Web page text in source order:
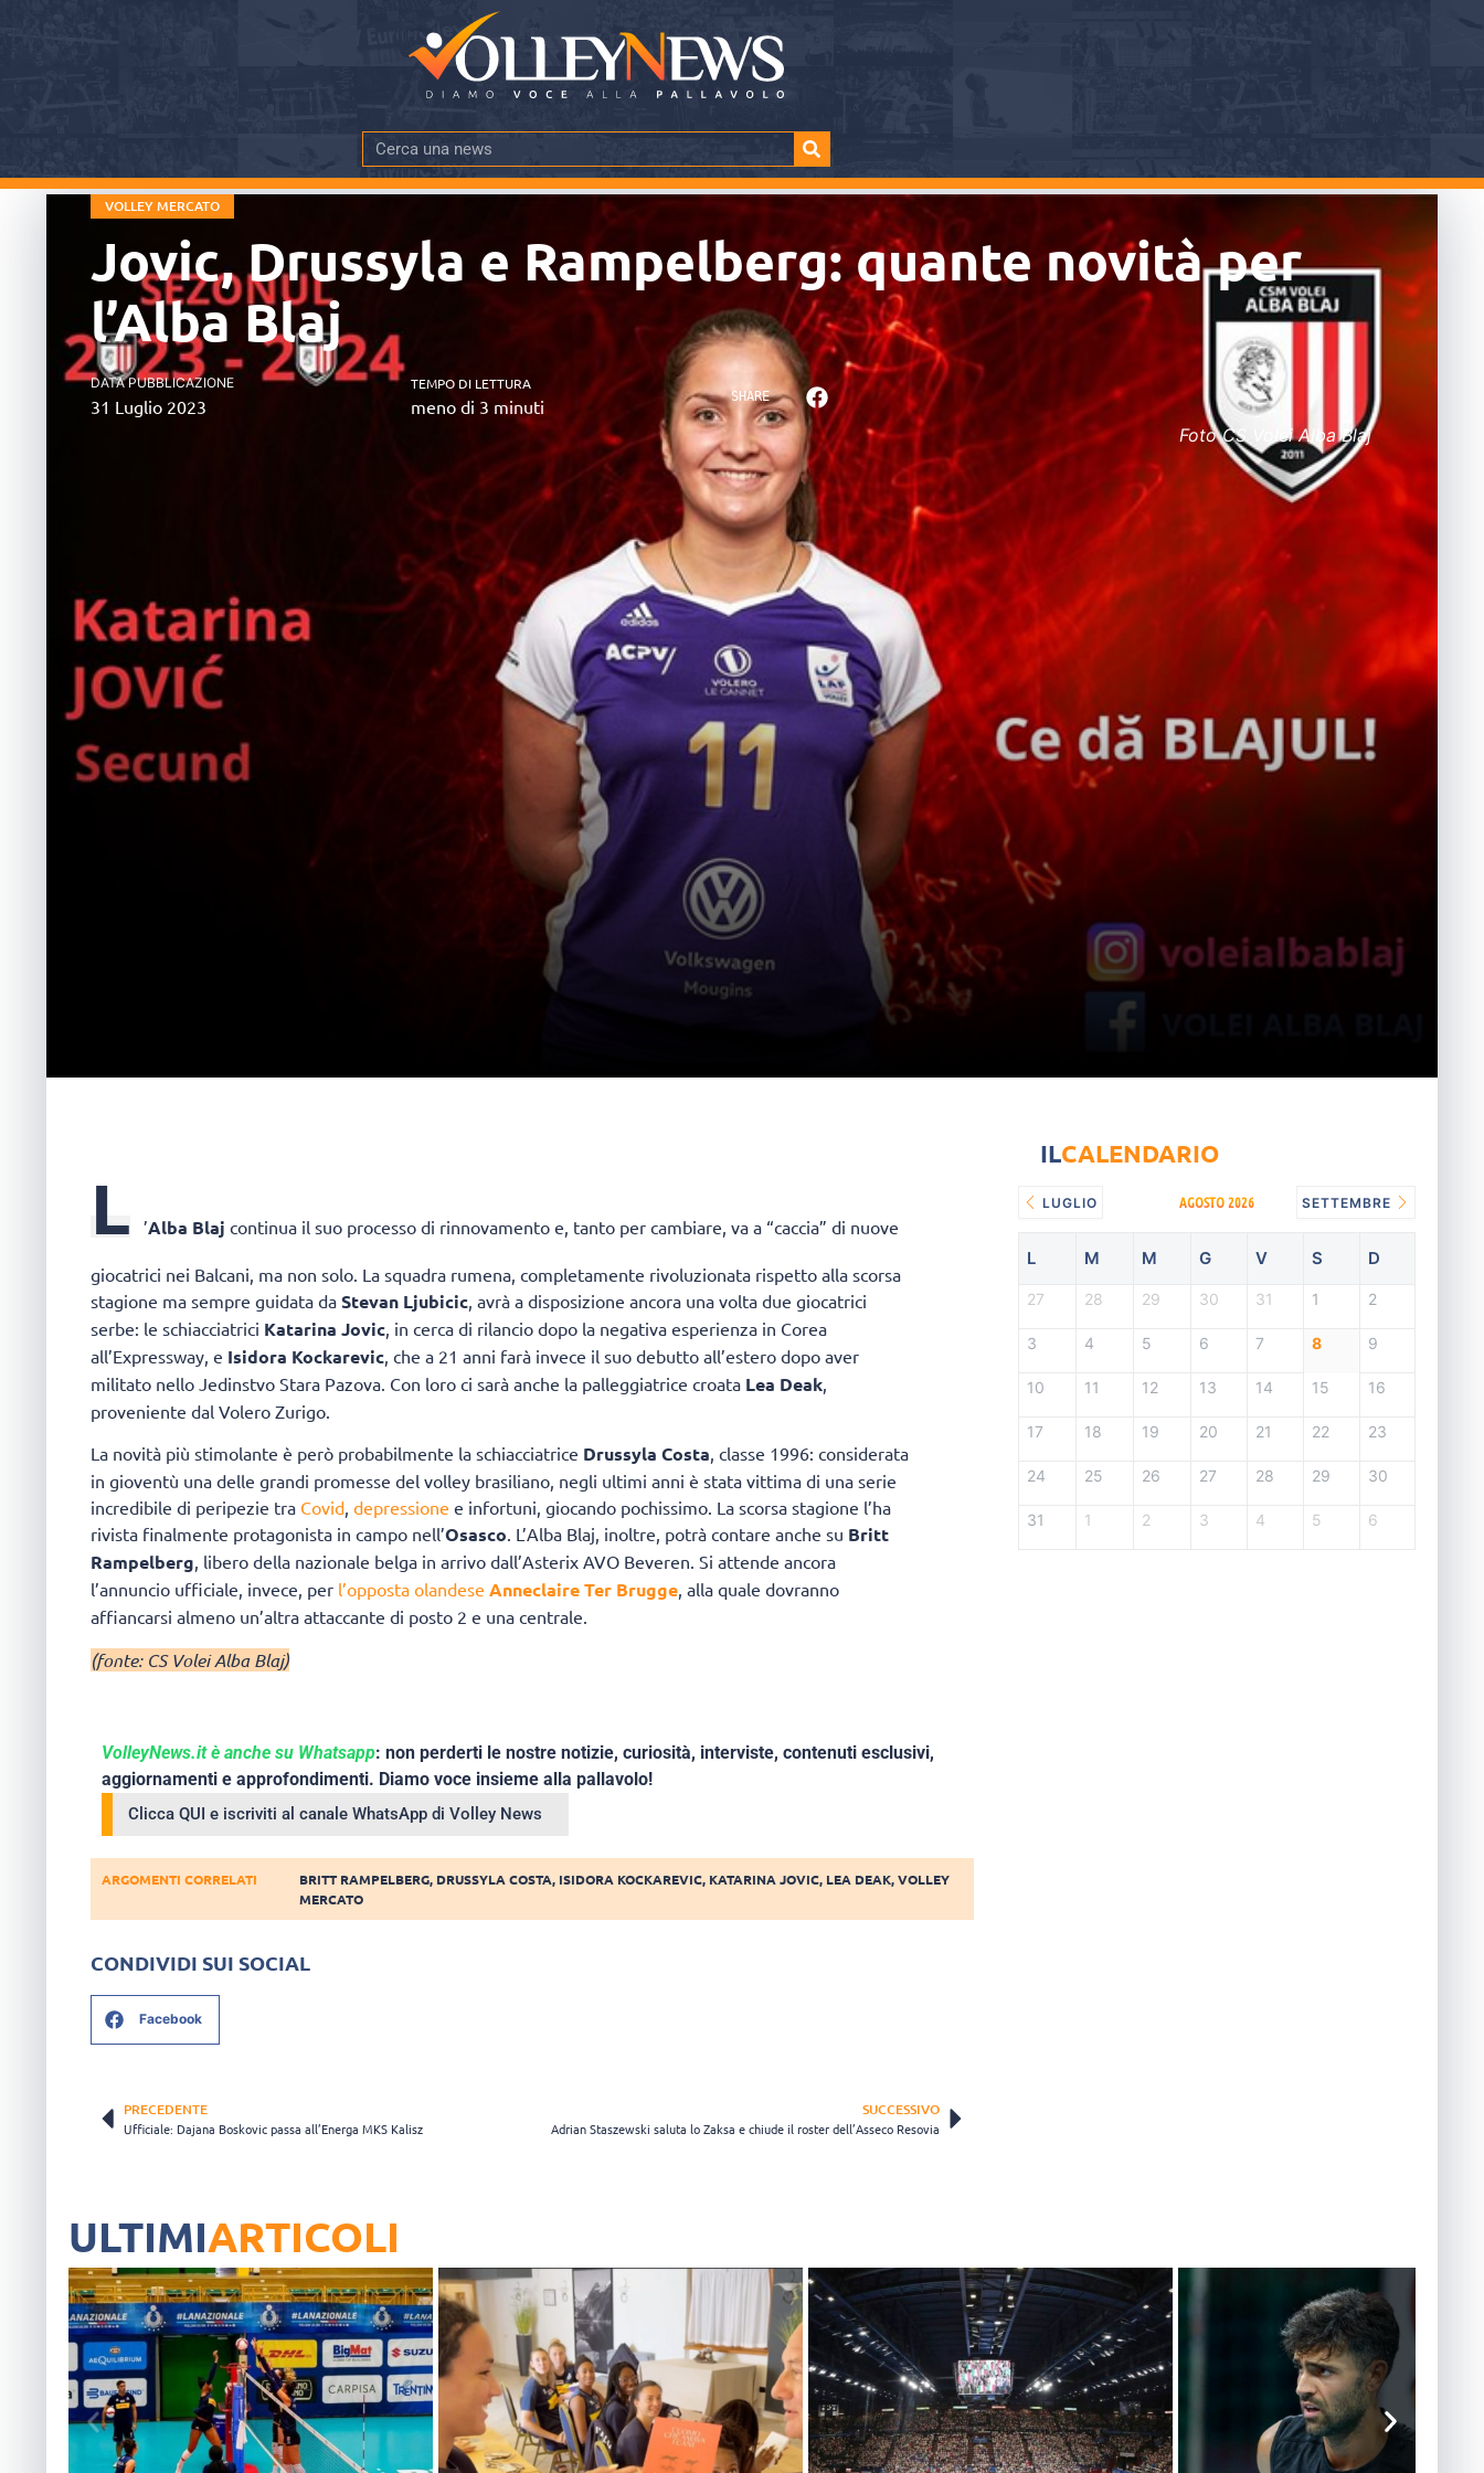
VOLLEY MERCATO
Jovic, Drussyla e Rampelberg: quante novità per
l’Alba Blaj
DATA PUBBLICAZIONE
31 Luglio 2023
TEMPO DI LETTURA
meno di 3 minuti SHARE
Foto CS Volei Alba Blaj
L ’Alba Blaj continua il suo processo di rinnovamento e, tanto per cambiare, va a “caccia” di nuove
giocatrici nei Balcani, ma non solo. La squadra rumena, completamente rivoluzionata rispetto alla scorsa
stagione ma sempre guidata da Stevan Ljubicic , avrà a disposizione ancora una volta due giocatrici
serbe: le schiacciatrici Katarina Jovic , in cerca di rilancio dopo la negativa esperienza in Corea
all’Expressway, e Isidora Kockarevic , che a 21 anni farà invece il suo debutto all’estero dopo aver
militato nello Jedinstvo Stara Pazova. Con loro ci sarà anche la palleggiatrice croata Lea Deak
proveniente dal Volero Zurigo.
La novità più stimolante è però probabilmente la schiacciatrice Drussyla Costa, classe 1996: considerata
in gioventù una delle grandi promesse del volley brasiliano, negli ultimi anni è stata vittima di una serie
incredibile di peripezie tra Covid, depressione e infortuni, giocando pochissimo. La scorsa stagione l’ha
rivista finalmente protagonista in campo nell’Osasco. L’Alba Blaj, inoltre, potrà contare anche su Britt
Rampelberg, libero della nazionale belga in arrivo dall’Asterix AVO Beveren. Si attende ancora
l’annuncio ufficiale, invece, per l’opposta olandese Anneclaire Ter Brugge, alla quale dovranno
affiancarsi almeno un’altra attaccante di posto 2 e una centrale.
(fonte: CS Volei Alba Blaj)
VolleyNews.it è anche su Whatsapp: non perderti le nostre notizie, curiosità, interviste, contenuti esclusivi,
aggiornamenti e approfondimenti. Diamo voce insieme alla pallavolo!
Clicca QUI e iscriviti al canale WhatsApp di Volley News
ARGOMENTI CORRELATI BRITT RAMPELBERG, DRUSSYLA COSTA, ISIDORA KOCKAREVIC, KATARINA JOVIC, LEA DEAK,VOLLEY
MERCATO
CONDIVIDI SUI SOCIAL
Facebook
PRECEDENTE
Ufficiale: Dajana Boskovic passa all’Energa MKS Kalisz
SUCCESSIVO
Adrian Staszewski saluta lo Zaksa e chiude il roster dell’Asseco Resovia
ILCALENDARIO
LUGLIO AGOSTO 2026 SETTEMBRE
L M M G V S D
27 28 29 30 31 1 2
3 4 5 6 7 8 9
10 11 12 13 14 15 16
17 18 19 20 21 22 23
24 25 26 27 28 29 30
31 1 2 3 4 5 6
ULTIMIARTICOLI